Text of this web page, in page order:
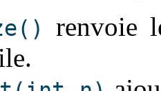
renvoie